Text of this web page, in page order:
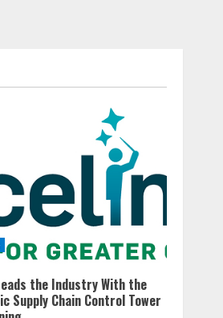
the Industry With the
Supply Chain Control Tower